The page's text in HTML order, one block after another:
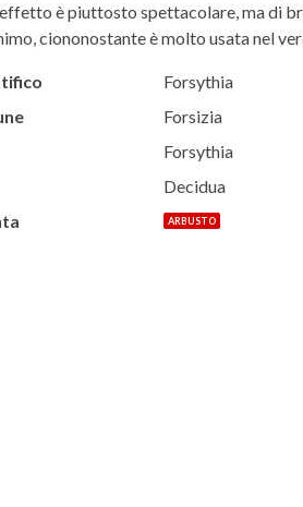
è piuttosto spettacolare, ma di
ciononostante è molto usata nel
Forsythia
Forsizia
Forsythia
Decidua
ARBUSTO